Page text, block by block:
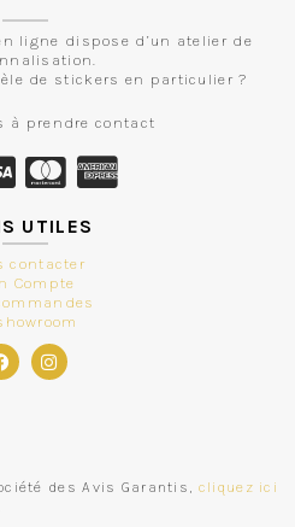
ligne dispose d’un atelier de
de stickers en particulier ?
à prendre contact
UTILES
contacter
Compte
des Avis Garantis, cliquez ici